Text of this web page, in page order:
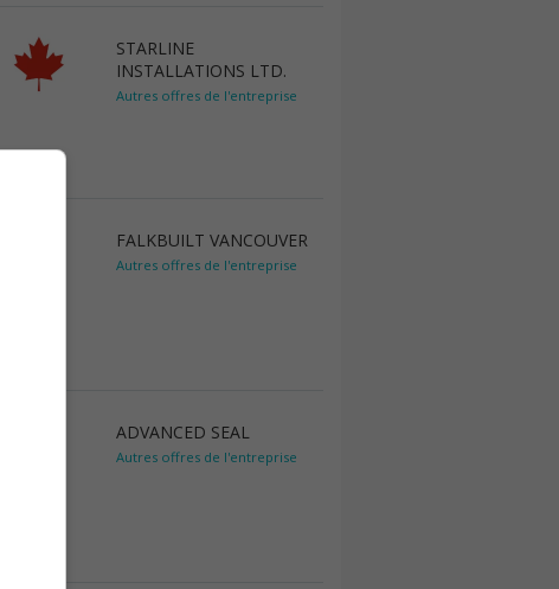
STARLINE
INSTALLATIONS LTD.
Autres offres de l'entreprise
FALKBUILT VANCOUVER
Autres offres de l'entreprise
ADVANCED SEAL
Autres offres de l'entreprise